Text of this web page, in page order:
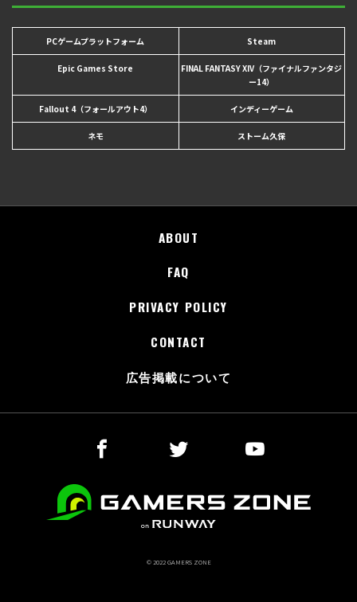
PCゲームプラットフォーム Steam
Epic Games Store
FINAL FANTASY XIV（ファイナルファンタジ
ー14）
Fallout 4（フォールアウト4） インディーゲーム
ネモ ストーム久保
ABOUT
FAQ
PRIVACY POLICY
CONTACT
広告掲載について
© 2022 GAMERS ZONE